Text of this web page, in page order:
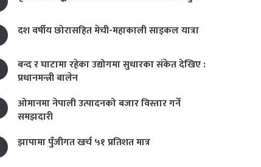
दश वर्षीय छोरासहित मेची-महाकाली साइकल यात्रा
बन्द र घाटामा रहेका उद्योगमा सुधारका संकेत देखिए :
प्रधानमन्त्री बालेन
ओमानमा नेपाली उत्पादनको बजार विस्तार गर्ने
समझदारी
झापामा पुँजीगत खर्च ५१ प्रतिशत मात्र